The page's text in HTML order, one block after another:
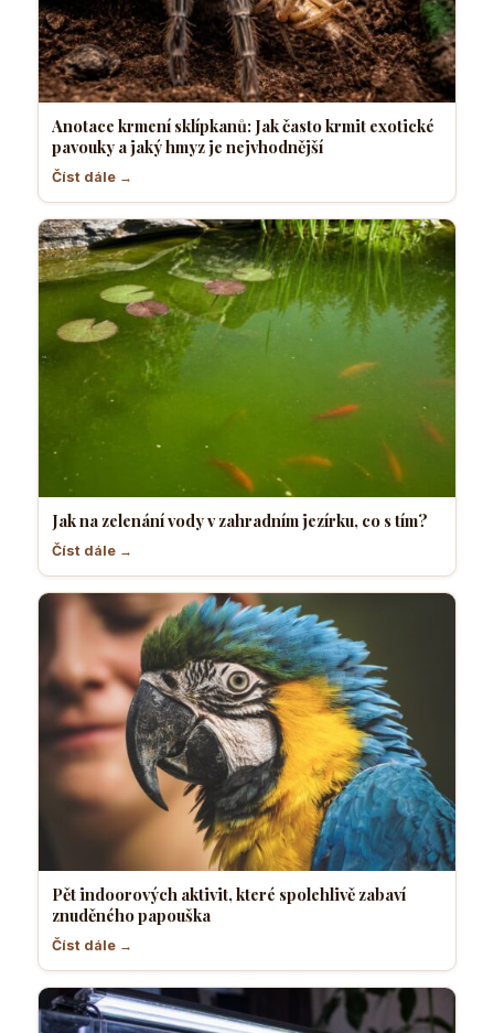
Anotace krmení sklípkanů: Jak často krmit exotické
pavouky a jaký hmyz je nejvhodnější
Číst dále →
Jak na zelenání vody v zahradním jezírku, co s tím?
Číst dále →
Pět indoorových aktivit, které spolehlivě zabaví
znuděného papouška
Číst dále →